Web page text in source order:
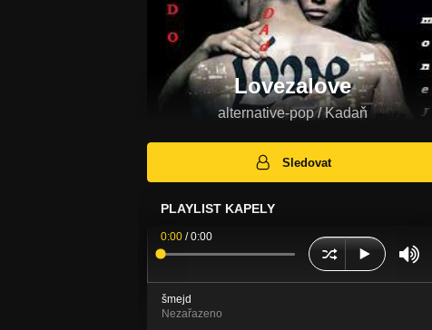
Lovezalove
alternative-pop / Kadaň
Sledovat
PLAYLIST KAPELY
0:00 /0:00
šmejd
Nezařazeno